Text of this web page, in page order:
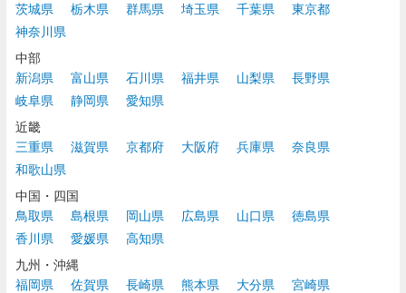
茨城県
栃木県 群馬県 埼玉県 千葉県
東京都
神奈川県
中部
新潟県
富山県 石川県 福井県 山梨県
長野県
岐阜県
静岡県
愛知県
近畿
三重県
滋賀県 京都府 大阪府 兵庫県
奈良県
和歌山県
中国・四国
鳥取県
島根県 岡山県 広島県 山口県
徳島県
香川県
愛媛県
高知県
九州・沖縄
福岡県
佐賀県 長崎県 熊本県 大分県
宮崎県